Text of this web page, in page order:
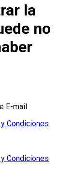
la
no
E-mail
Condiciones
Condiciones